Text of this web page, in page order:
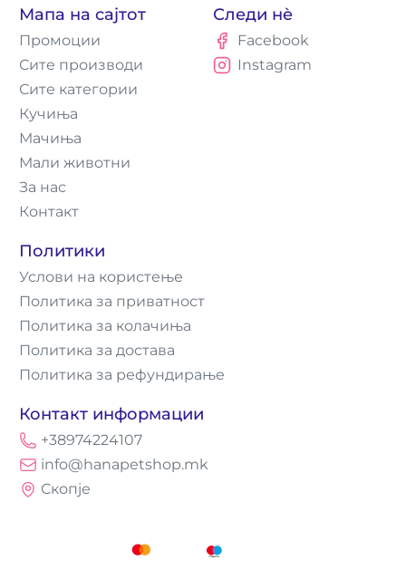
Мапа на сајтот
Промоции
Сите производи
Сите категории
Кучиња
Мачиња
Мали животни
За нас
Контакт
Политики
Услови на користење
Политика за приватност
Политика за колачиња
Политика за достава
Политика за рефундирање
Контакт информации
+38974224107
info@hanapetshop.mk
Скопје
Следи нè
Facebook
Instagram